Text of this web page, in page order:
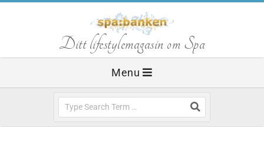
S
p
a
Ditt lifestylemagasin om Spa
Menu